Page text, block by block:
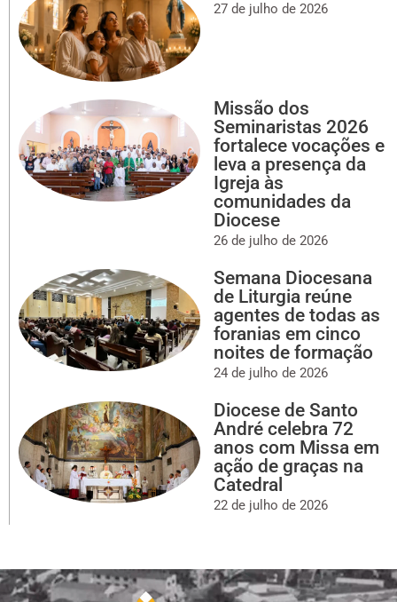
27 de julho de 2026
Missão dos
Seminaristas 2026
fortalece vocações e
leva a presença da
Igreja às
comunidades da
Diocese
26 de julho de 2026
Semana Diocesana
de Liturgia reúne
agentes de todas as
foranias em cinco
noites de formação
24 de julho de 2026
Diocese de Santo
André celebra 72
anos com Missa em
ação de graças na
Catedral
22 de julho de 2026